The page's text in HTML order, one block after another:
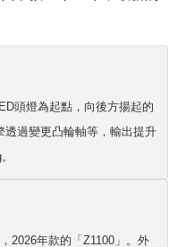
頭燈為起點，向後方揚起的
透過變更凸輪軸等，輸出提升
2026年款的「Z1100」。外